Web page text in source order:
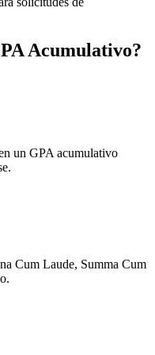
Acumulativo?
un GPA acumulativo
Cum Laude, Summa Cum